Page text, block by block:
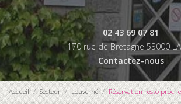
02 43 69 07 81
170 rue de Bretagne 53000
Contactez-nous
Accueil Secteur Louverné Réservation resto